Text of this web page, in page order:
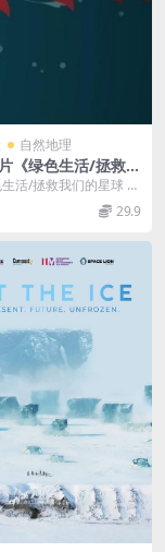
自然地理
《绿色生活/拯救我
My Planet》
语中字 720P/mkv/
环保纪录片
活/拯救我们的星球 S
》 《绿色生活/拯
29.9